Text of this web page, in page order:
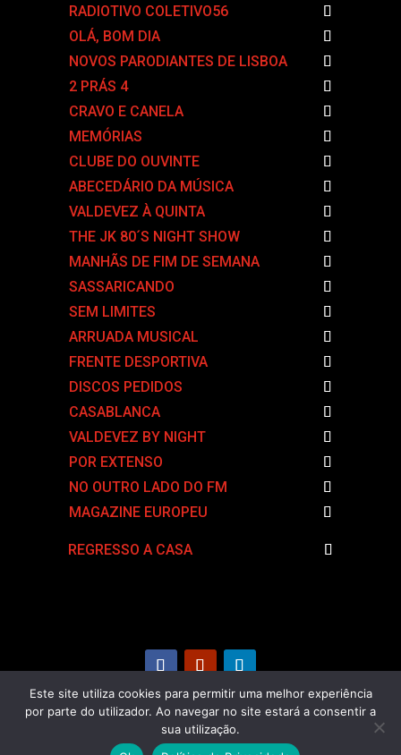
RADIOTIVO COLETIVO56
OLÁ, BOM DIA
NOVOS PARODIANTES DE LISBOA
2 PRÁS 4
CRAVO E CANELA
MEMÓRIAS
CLUBE DO OUVINTE
ABECEDÁRIO DA MÚSICA
VALDEVEZ À QUINTA
THE JK 80´S NIGHT SHOW
MANHÃS DE FIM DE SEMANA
SASSARICANDO
SEM LIMITES
ARRUADA MUSICAL
FRENTE DESPORTIVA
DISCOS PEDIDOS
CASABLANCA
VALDEVEZ BY NIGHT
POR EXTENSO
NO OUTRO LADO DO FM
MAGAZINE EUROPEU
REGRESSO A CASA
Políticas de Privacidade|Ficha Técnica
Editorial|Transparência
Este site utiliza cookies para permitir uma melhor experiência
por parte do utilizador. Ao navegar no site estará a consentir a
sua utilização.